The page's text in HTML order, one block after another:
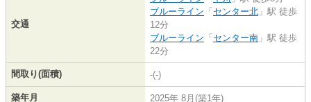
交通
ブルーライン 「 センター北 」駅 徒歩
12分
ブルーライン 「 センター南 」駅 徒歩
22分
間取り(面積) -(-)
築年月 2025年 8月(築1年)